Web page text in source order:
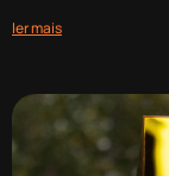
ler mais